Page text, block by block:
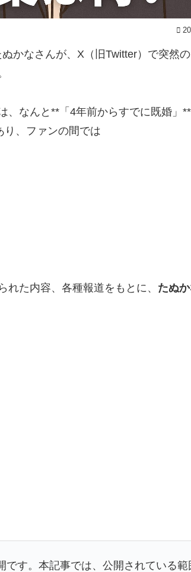
かなさんが、X（旧Twitter）で突然
、なんと**「4年前からすでに既婚」
り、ファンの間では
た内容、各種報道をもとに、 たぬ
す。本記事では、公開されている範